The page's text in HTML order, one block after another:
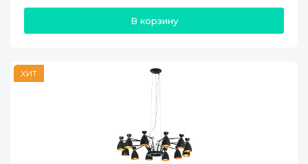
В корзину
ХИТ